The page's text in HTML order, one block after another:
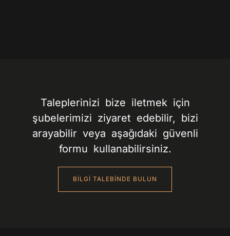
Taleplerinizi bize iletmek için
şubelerimizi ziyaret edebilir, bizi
arayabilir veya aşağıdaki güvenli
formu kullanabilirsiniz.
BİLGİ TALEBİNDE BULUN